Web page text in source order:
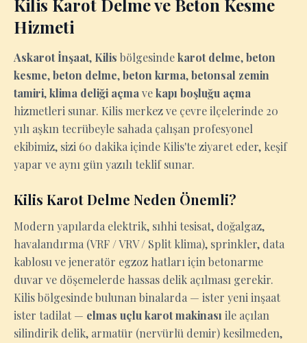
Kilis Karot Delme ve Beton Kesme
Hizmeti
Askarot İnşaat, Kilis bölgesindekarot delme,beton
kesme,beton delme,beton kırma,betonsal zemin
tamiri,klima deliği açma vekapı boşluğu açma
hizmetleri sunar. Kilis merkez ve çevre ilçelerinde 20
yılı aşkın tecrübeyle sahada çalışan profesyonel
ekibimiz, sizi 60 dakika içinde Kilis'te ziyaret eder, keşif
yapar ve aynı gün yazılı teklif sunar.
Kilis Karot Delme Neden Önemli?
Modern yapılarda elektrik, sıhhi tesisat, doğalgaz,
havalandırma (VRF / VRV / Split klima), sprinkler, data
kablosu ve jeneratör egzoz hatları için betonarme
duvar ve döşemelerde hassas delik açılması gerekir.
Kilis bölgesinde bulunan binalarda — ister yeni inşaat
ister tadilat — elmas uçlu karot makinası ile açılan
silindirik delik, armatür (nervürlü demir) kesilmeden,